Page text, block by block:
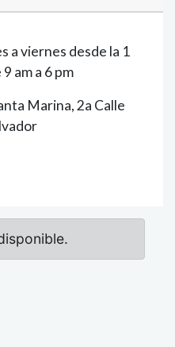
a viernes desde la 1
am a 6 pm
Marina, 2a Calle